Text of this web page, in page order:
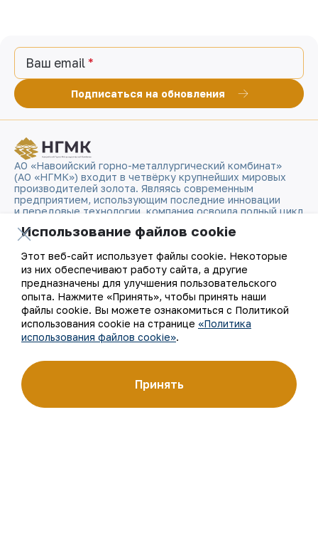
Ваш email
Подписаться на обновления
АО «Навоийский горно-металлургический комбинат»
(АО «НГМК») входит в четвёрку крупнейших мировых
производителей золота. Являясь современным
предприятием, использующим последние инновации
и передовые технологии, компания освоила полный цикл
готовой продукции. Золотые слитки АО «НГМК»
со знаком пробы «999,9» стали узнаваемым брендом
Узбекистана на мировых биржах цветных металлов.
О компании
Наша деятельность
Инвесторам
Контакты
Карта сайта
Использование файлов
cookie
Использование файлов cookie
Этот веб-сайт использует файлы cookie. Некоторые
из них обеспечивают работу сайта, а другие
предназначены для улучшения пользовательского
опыта. Нажмите «Принять», чтобы принять наши
файлы cookie. Вы можете ознакомиться с Политикой
использования cookie на странице «Политика
использования файлов cookie».
Принять